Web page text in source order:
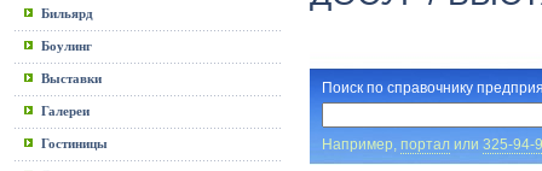
Бильярд
Боулинг
Выставки
Галереи
Гостиницы
Поиск по справочнику
Например, порталили 325-94-